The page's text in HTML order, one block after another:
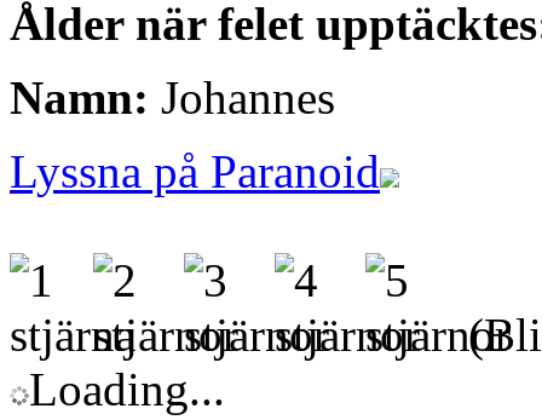
Ålder när felet
Namn: Johannes
Lyssna på Paranoid
(Bli
Loading...